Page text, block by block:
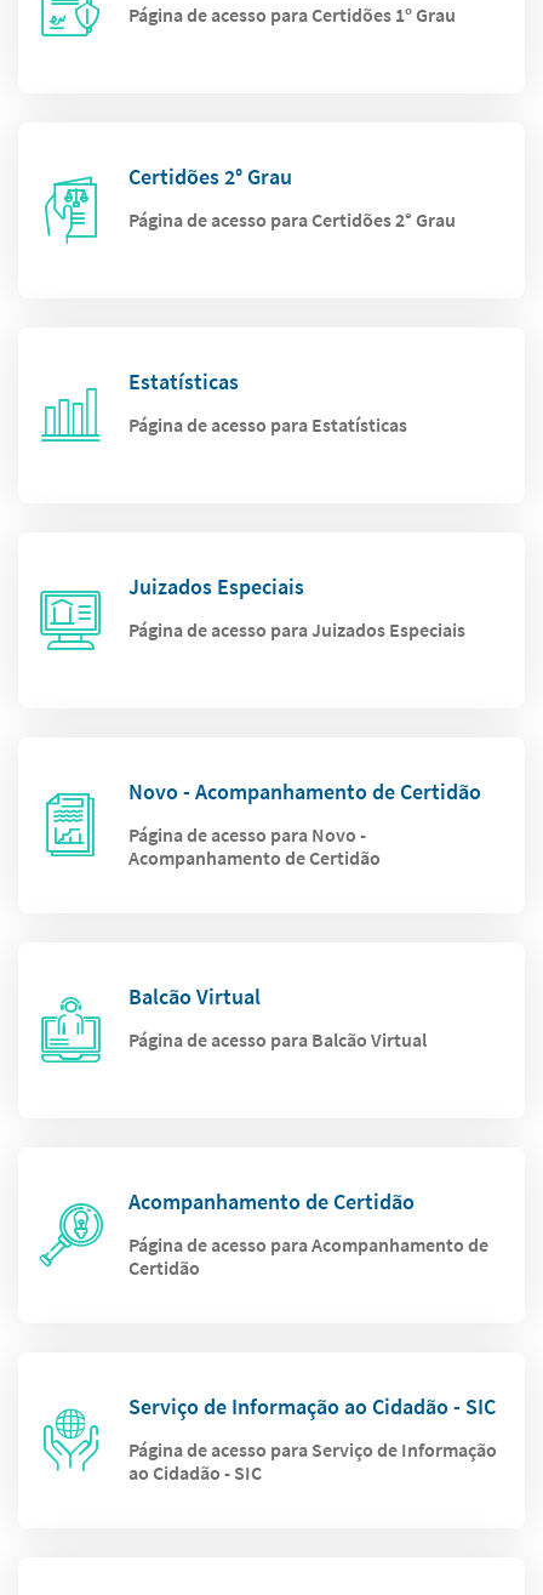
Página de acesso para Certidões 1º Grau
Certidões 2° Grau
Página de acesso para Certidões 2° Grau
Estatísticas
Página de acesso para Estatísticas
Juizados Especiais
Página de acesso para Juizados Especiais
Novo - Acompanhamento de Certidão
Página de acesso para Novo -
Acompanhamento de Certidão
Balcão Virtual
Página de acesso para Balcão Virtual
Acompanhamento de Certidão
Página de acesso para Acompanhamento de
Certidão
Serviço de Informação ao Cidadão - SIC
Página de acesso para Serviço de Informação
ao Cidadão - SIC